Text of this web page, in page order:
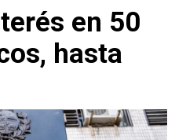
en 50
hasta